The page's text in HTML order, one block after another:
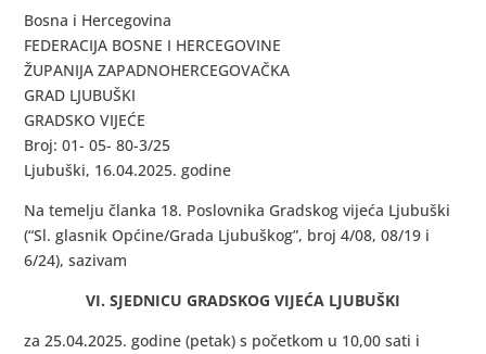
Bosna i Hercegovina
FEDERACIJA BOSNE I HERCEGOVINE
ŽUPANIJA ZAPADNOHERCEGOVAČKA
GRAD LJUBUŠKI
GRADSKO VIJEĆE
Broj: 01- 05- 80-3/25
Ljubuški, 16.04.2025. godine
Na temelju članka 18. Poslovnika Gradskog vijeća Ljubuški
(“Sl. glasnik Općine/Grada Ljubuškog”, broj 4/08, 08/19 i
6/24), sazivam
VI. SJEDNICU GRADSKOG VIJEĆA LJUBUŠKI
za 25.04.2025. godine (petak) s početkom u 10,00 sati i